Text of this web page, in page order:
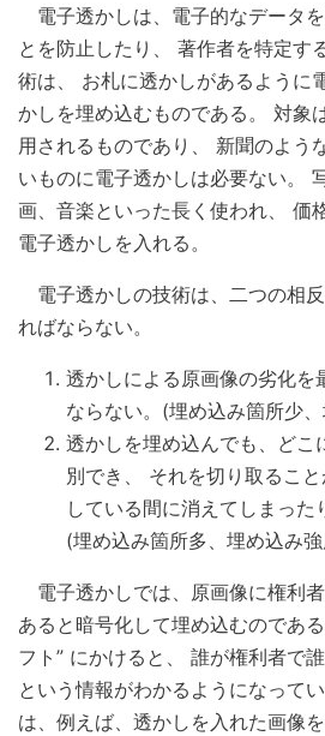
電子透かしは、電子的なデータ
とを防止したり、 著作者を特定す
術は、 お札に透かしがあるように
かしを埋め込むものである。 対象
用されるものであり、 新聞のよう
いものに電子透かしは必要ない。
画、音楽といった長く使われ、 価
電子透かしを入れる。
電子透かしの技術は、二つの相
ればならない。
透かしによる原画像の劣化を
ならない。(埋め込み箇所少
透かしを埋め込んでも、どこ
別でき、 それを切り取るこ
している間に消えてしまった
(埋め込み箇所多、埋め込み
電子透かしでは、原画像に権利
あると暗号化して埋め込むのであ
フト” にかけると、 誰が権利者で
という情報がわかるようになって
は、例えば、透かしを入れた画像